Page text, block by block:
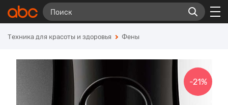
Техника для красоты и здоровья Фены
-21%